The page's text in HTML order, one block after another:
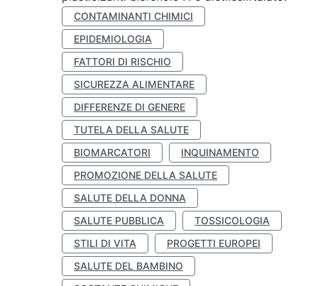
CONTAMINANTI CHIMICI
EPIDEMIOLOGIA
FATTORI DI RISCHIO
SICUREZZA ALIMENTARE
DIFFERENZE DI GENERE
TUTELA DELLA SALUTE
BIOMARCATORI
INQUINAMENTO
PROMOZIONE DELLA SALUTE
SALUTE DELLA DONNA
SALUTE PUBBLICA
TOSSICOLOGIA
STILI DI VITA
PROGETTI EUROPEI
SALUTE DEL BAMBINO